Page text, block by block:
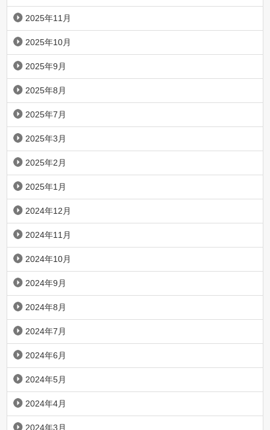
2025年11月
2025年10月
2025年9月
2025年8月
2025年7月
2025年3月
2025年2月
2025年1月
2024年12月
2024年11月
2024年10月
2024年9月
2024年8月
2024年7月
2024年6月
2024年5月
2024年4月
2024年3月